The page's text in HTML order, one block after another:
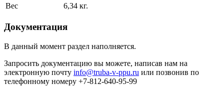
Вес
6,34 кг.
Документация
В данный момент раздел наполняется.
Запросить документацию вы можете, написав нам на
электронную почту info@truba-v-ppu.ru или позвонив по
телефонному номеру +7-812-640-95-99